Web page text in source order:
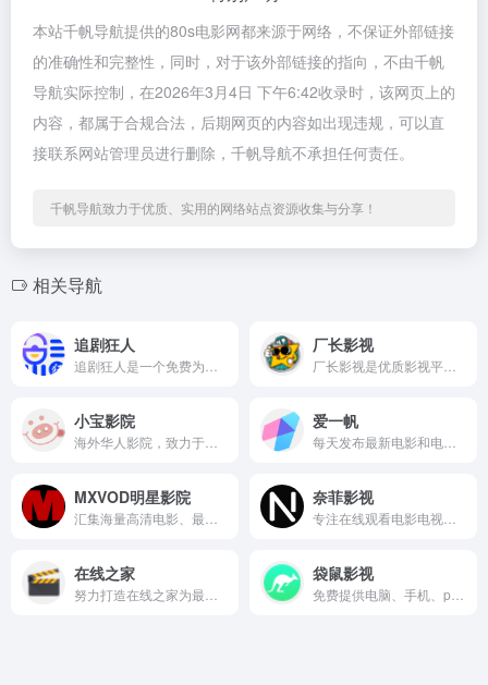
本站千帆导航提供的80s电影网都来源于网络，不保证外部链接
的准确性和完整性，同时，对于该外部链接的指向，不由千帆
导航实际控制，在2026年3月4日 下午6:42收录时，该网页上的
内容，都属于合规合法，后期网页的内容如出现违规，可以直
接联系网站管理员进行删除，千帆导航不承担任何责任。
千帆导航致力于优质、实用的网络站点资源收集与分享！
相关导航
追剧狂人 厂长影视
小宝影院 爱一帆
MXVOD明星影院 奈菲影视
在线之家 袋鼠影视